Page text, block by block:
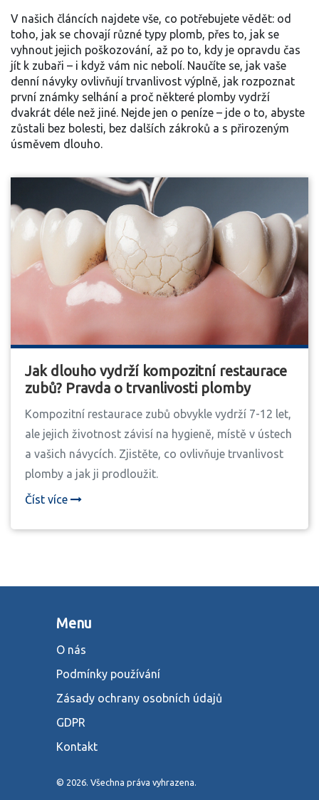
V našich článcích najdete vše, co potřebujete vědět: od
toho, jak se chovají různé typy plomb, přes to, jak se
vyhnout jejich poškozování, až po to, kdy je opravdu čas
jít k zubaři – i když vám nic nebolí. Naučíte se, jak vaše
denní návyky ovlivňují trvanlivost výplně, jak rozpoznat
první známky selhání a proč některé plomby vydrží
dvakrát déle než jiné. Nejde jen o peníze – jde o to, abyste
zůstali bez bolesti, bez dalších zákroků a s přirozeným
úsměvem dlouho.
Jak dlouho vydrží kompozitní restaurace
zubů? Pravda o trvanlivosti plomby
Kompozitní restaurace zubů obvykle vydrží 7-12 let,
ale jejich životnost závisí na hygieně, místě v ústech
a vašich návycích. Zjistěte, co ovlivňuje trvanlivost
plomby a jak ji prodloužit.
Číst více
Menu
O nás
Podmínky používání
Zásady ochrany osobních údajů
GDPR
Kontakt
© 2026. Všechna práva vyhrazena.